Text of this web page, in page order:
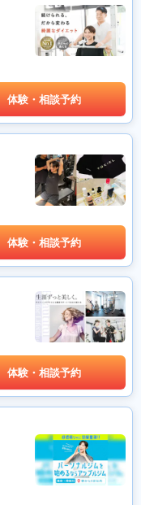
体験・相談予約
体験・相談予約
体験・相談予約